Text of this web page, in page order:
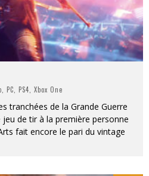
« Le Vent dand les Saules » - Une Belle Histoire !
« Damn Them All » - Un duo de Choc !
Yoshi and the mysterious book
, PC, PS4, Xbox One
tranchées de la Grande Guerre
jeu de tir à la première personne
fait encore le pari du vintage